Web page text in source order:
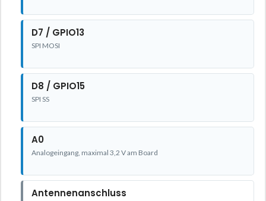
D7 / GPIO13
SPI MOSI
D8 / GPIO15
SPI SS
A0
Analogeingang, maximal 3,2 V am Board
Antennenanschluss